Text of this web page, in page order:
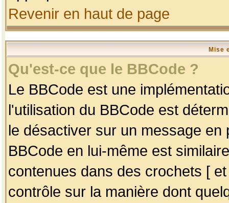
Revenir en haut de page
Mise
Qu'est-ce que le BBCode ?
Le BBCode est une
l'utilisation du BBCode est
le désactiver sur un message
BBCode en lui-même est
contenues dans des crochets [
contrôle sur la manière dont